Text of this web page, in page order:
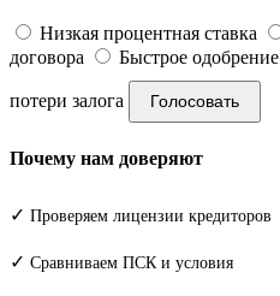
Низкая процентная ставка
договора
Быстрое одобрение
потери залога Голосовать
Почему нам доверяют
✓ Проверяем лицензии кредиторов
✓ Сравниваем ПСК и условия